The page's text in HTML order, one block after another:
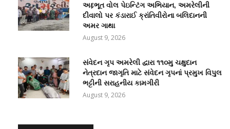
અદ્દભૂત વોલ પેઇન્ટિંગ અભિયાન, અમરેલીની
દીવાલો પર કંડારાઈ ક્રાંતિવીરોના બલિદાનની
અમર ગાથા
August 9, 2026
સંવેદન ગૃપ અમરેલી દ્વારા ૧૧૦મુ ચક્ષુદાન
નેત્રદાન જાગૃતિ માટે સંવેદન ગૃપનાં પ્રમુખ વિપુલ
ભટ્ટીની સરાહનીય કામગીરી
August 9, 2026